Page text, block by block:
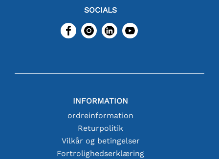
SOCIALS
INFORMATION
ordreinformation
Returpolitik
Vilkår og betingelser
Fortrolighedserklæring